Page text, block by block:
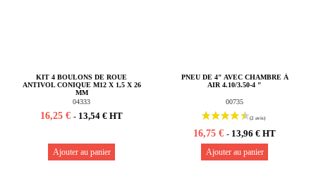
KIT 4 BOULONS DE ROUE
ANTIVOL CONIQUE M12 X 1,5 X 26
MM
04333
16,25 € - 13,54 € HT
Ajouter au panier
PNEU DE 4" AVEC CHAMBRE À
AIR 4.10/3.50-4 "
00735
16,75 € - 13,96 € HT
Ajouter au panier